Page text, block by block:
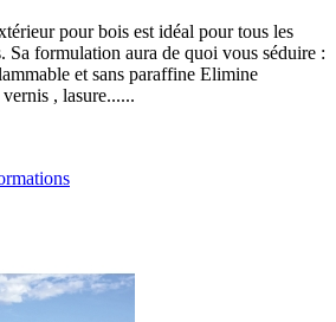
pour bois est idéal pour tous les
Sa formulation aura de quoi vous séduire :
et sans paraffine Elimine
, lasure......